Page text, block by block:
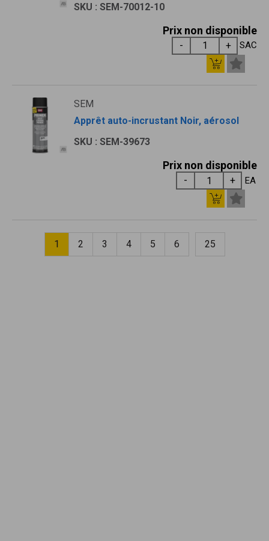
SKU : SEM-70012-10
Prix non disponible
SAC
SEM
Apprêt auto-incrustant Noir, aérosol
SKU : SEM-39673
Prix non disponible
EA
1 2 3 4 5 6 25